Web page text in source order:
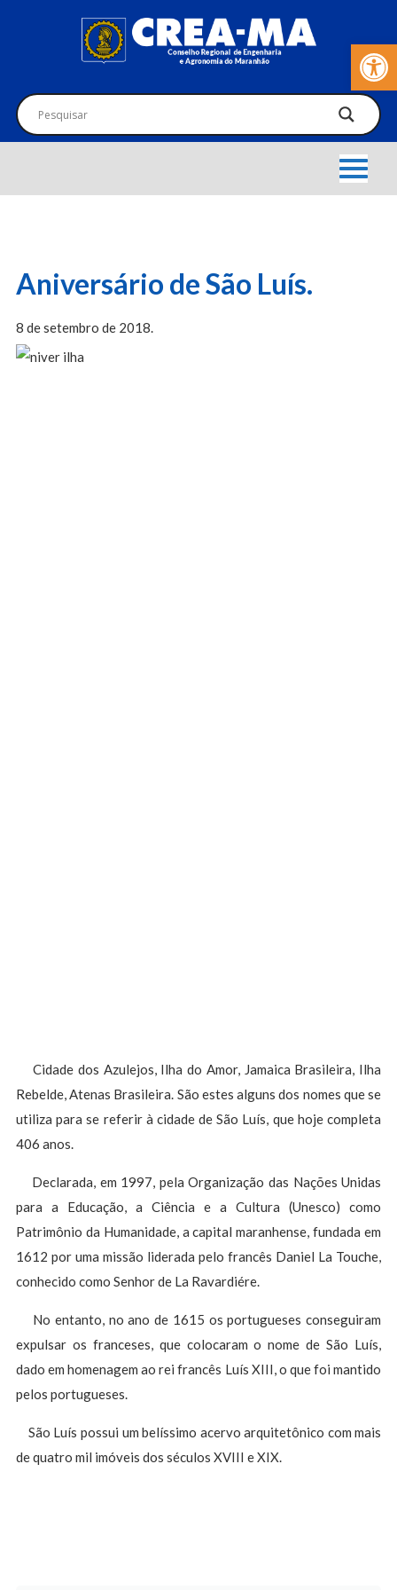
Barra de
Aniversário de São Luís.
8 de setembro de 2018.
Cidade dos Azulejos, Ilha do Amor, Jamaica Brasileira, Ilha
Rebelde, Atenas Brasileira. São estes alguns dos nomes que se
utiliza para se referir à cidade de São Luís, que hoje completa
406 anos.
Declarada, em 1997, pela Organização das Nações Unidas
para a Educação, a Ciência e a Cultura (Unesco) como
Patrimônio da Humanidade, a capital maranhense, fundada em
1612 por uma missão liderada pelo francês Daniel La Touche,
conhecido como Senhor de La Ravardiére.
No entanto, no ano de 1615 os portugueses conseguiram
expulsar os franceses, que colocaram o nome de São Luís,
dado em homenagem ao rei francês Luís XIII, o que foi mantido
pelos portugueses.
São Luís possui um belíssimo acervo arquitetônico com mais
de quatro mil imóveis dos séculos XVIII e XIX.